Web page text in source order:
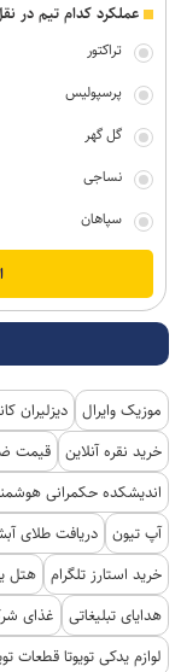
عملکرد کدام تیم در
تراکتور
پرسپولیس
گل گهر
نساجی
سپاهان
موزیک وایرال دیزلیران
خرید نقره آنلاین قیمت
اندیشکده حکمرانی
آپ تیون دریافت طلای
خرید استارز تلگرام
هتل
هدایای تبلیغاتی
غذای
لوازم یدکی تویوتا قطعات